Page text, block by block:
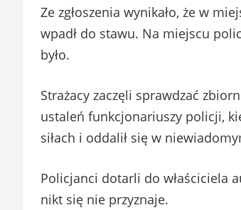
Ze zgłoszenia wynikało, że w
wpadł do stawu. Na miejscu
było.
Strażacy zaczęli sprawdzać
ustaleń funkcjonariuszy policji,
siłach i oddalił się w
Policjanci dotarli do właściciela
nikt się nie przyznaje.